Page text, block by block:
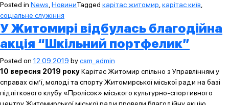
Posted in News НовиниTagged карітас житомир карітас київ
соціальне служіння
У Житомирі відбулась благодійна
акція “Шкільний портфелик”
Posted on 12.09.2019 bycsm_admin
10 вересня 2019 рокуКарітас Житомир спільно з Управлінням у
справах сім’ї, молоді та спорту Житомирської міської ради на базі
підліткового клубу «Пролісок» міського культурно-спортивного